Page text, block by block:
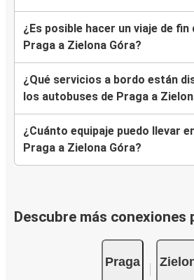
¿Es posible hacer un viaje de fin
Praga a Zielona Góra?
¿Qué servicios a bordo están
los autobuses de Praga a
¿Cuánto equipaje puedo llevar
Praga a Zielona Góra?
Descubre más conexiones
Praga